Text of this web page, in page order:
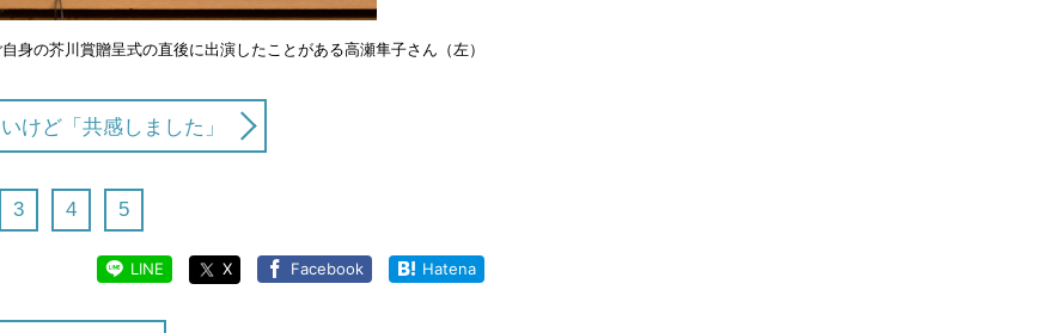
の芥川賞贈呈式の直後に出演したことがある高瀬隼子さん（左）
けど「共感しました」
3 4 5
LINE X Facebook Hatena